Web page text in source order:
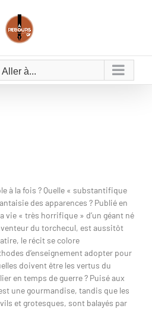
Aller à...
à la fois ? Quelle « substantifique
des apparences ? Publié en
vie « très horrifique » d’un géant né
du torchecul, est aussitôt
le récit se colore
d’enseignement adopter pour
doivent être les vertus du
en temps de guerre ? Puisé aux
une gourmandise, tandis que les
et grotesques, sont balayés par